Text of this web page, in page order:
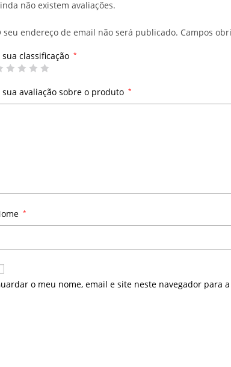
não existem avaliações.
seu endereço de email não será publicado. Campos
sua classificação *
sua avaliação sobre o produto *
*
o meu nome, email e site neste navegador para